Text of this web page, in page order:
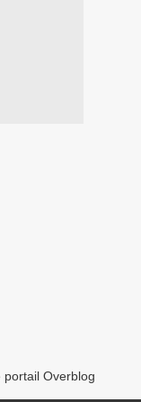
portail Overblog